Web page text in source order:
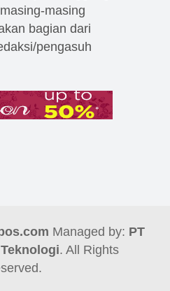
masing
bagian dari
pengasuh
Managed by: PT
. All Rights